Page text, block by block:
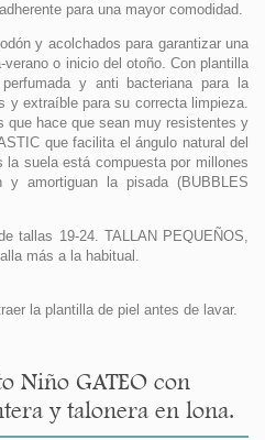
para una mayor comodidad.
y acolchados para garantizar una
o inicio del otoño. Con plantilla
y anti bacteriana para la
y extraíble para su correcta limpieza.
que hace que sean muy resistentes y
que facilita el ángulo natural del
suela está compuesta por millones
y amortiguan la pisada (BUBBLES
tallas 19-24. TALLAN PEQUEÑOS,
más a la habitual.
la plantilla de piel antes de lavar.
Niño GATEO con
y talonera en lona.